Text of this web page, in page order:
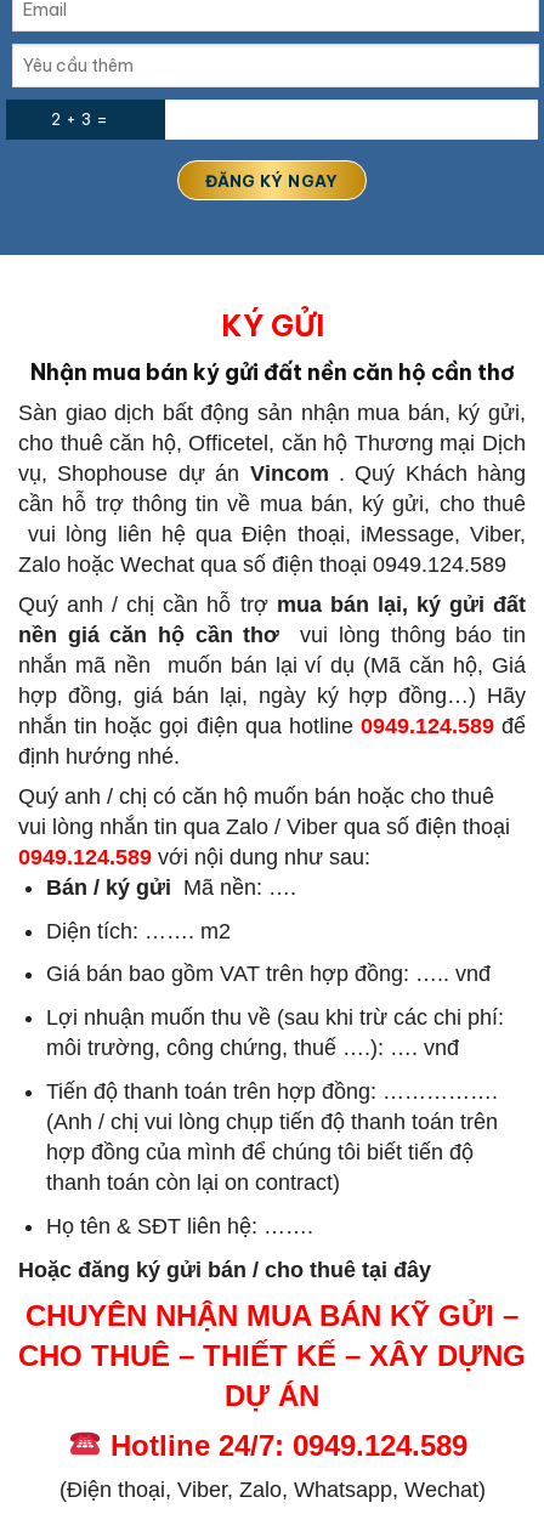
2 + 3 =
KÝ GỬI
Nhận mua bán ký gửi đất nền căn hộ cần thơ
Sàn giao dịch bất động sản nhận mua bán, ký gửi,
cho thuê căn hộ, Officetel, căn hộ Thương mại Dịch
vụ, Shophouse dự án Vincom .Quý Khách hàng
cần hỗ trợ thông tin về mua bán, ký gửi, cho thuê
vui lòng liên hệ qua Điện thoại, iMessage, Viber,
Zalo hoặc Wechat qua số điện thoại 0949.124.589
Quý anh / chị cần hỗ trợ mua bán lại, ký gửi đất
nền giá căn hộ cần thơ vui lòng thông báo tin
nhắn mã nền
muốn bán lại ví dụ (Mã căn hộ, Giá
hợp đồng, giá bán lại, ngày ký hợp đồng…) Hãy
nhắn tin hoặc gọi điện qua hotline 0949.124.589để
định hướng nhé.
Quý anh / chị có căn hộ muốn bán hoặc cho thuê
vui lòng nhắn tin qua Zalo / Viber qua số điện thoại
0949.124.589 với nội dung như sau:
Bán / ký gửi Mã nền: ….
Diện tích: ……. m2
Giá bán bao gồm VAT trên hợp đồng: ….. vnđ
Lợi nhuận muốn thu về (sau khi trừ các chi phí:
môi trường, công chứng, thuế ….): …. vnđ
Tiến độ thanh toán trên hợp đồng: …………….
(Anh / chị vui lòng chụp tiến độ thanh toán trên
hợp đồng của mình để chúng tôi biết tiến độ
thanh toán còn lại on contract)
Họ tên & SĐT liên hệ: …….
Hoặc đăng ký gửi bán / cho thuê tại đây
CHUYÊN NHẬN MUA BÁN KỸ GỬI –
CHO THUÊ – THIẾT KẾ – XÂY DỰNG
DỰ ÁN
Hotline 24/7: 0949.124.589
(Điện thoại, Viber, Zalo, Whatsapp, Wechat)